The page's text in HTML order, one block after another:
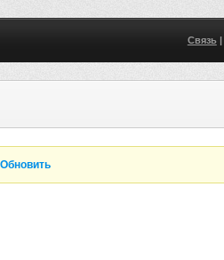
Связь|
Обновить